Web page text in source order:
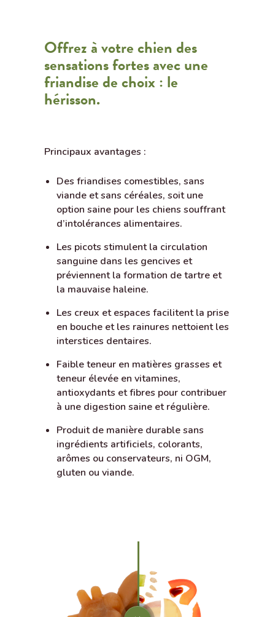
Offrez à votre chien des
sensations fortes avec une
friandise de choix : le
hérisson.
Principaux avantages :
Des friandises comestibles, sans
viande et sans céréales, soit une
option saine pour les chiens souffrant
d’intolérances alimentaires.
Les picots stimulent la circulation
sanguine dans les gencives et
préviennent la formation de tartre et
la mauvaise haleine.
Les creux et espaces facilitent la prise
en bouche et les rainures nettoient les
interstices dentaires.
Faible teneur en matières grasses et
teneur élevée en vitamines,
antioxydants et fibres pour contribuer
à une digestion saine et régulière.
Produit de manière durable sans
ingrédients artificiels, colorants,
arômes ou conservateurs, ni OGM,
gluten ou viande.